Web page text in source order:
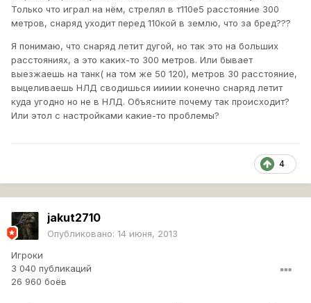
Только что играл на нём, стрелял в т110е5 расстояние 300
метров, снаряд уходит перед 110кой в землю, что за бред???
Я понимаю, что снаряд летит дугой, но так это на больших
расстояниях, а это каких-то 300 метров. Или бывает
выезжаешь на танк( на том же 50 120), метров 30 расстояние,
выцеливаешь НЛД сводишься иииии конечно снаряд летит
куда угодно но не в НЛД. Объясните почему так происходит?
Или этол с настройками какие-то проблемы?
4
jakut2710
Опубликовано: 14 июня, 2013
Игроки
3 040 публикаций
26 960 боёв